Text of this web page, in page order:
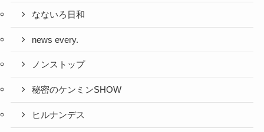
なないろ日和
news every.
ノンストップ
秘密のケンミンSHOW
ヒルナンデス